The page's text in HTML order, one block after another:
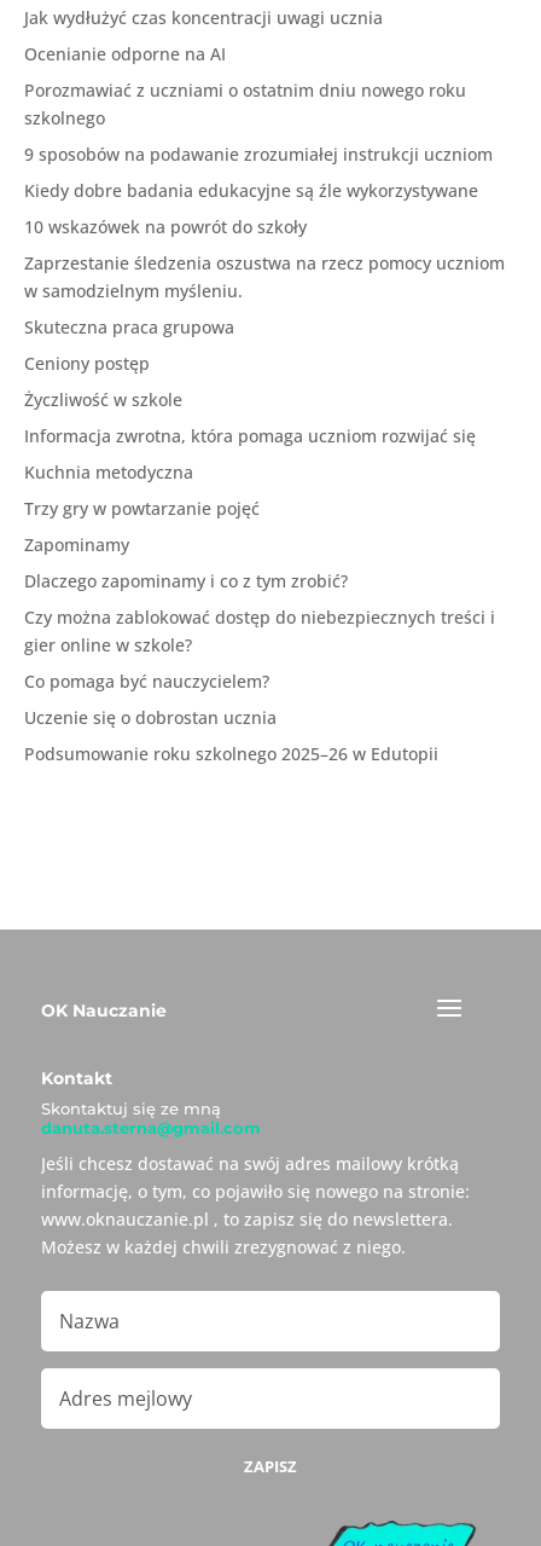
Jak wydłużyć czas koncentracji uwagi ucznia
Ocenianie odporne na AI
Porozmawiać z uczniami o ostatnim dniu nowego roku
szkolnego
9 sposobów na podawanie zrozumiałej instrukcji uczniom
Kiedy dobre badania edukacyjne są źle wykorzystywane
10 wskazówek na powrót do szkoły
Zaprzestanie śledzenia oszustwa na rzecz pomocy uczniom
w samodzielnym myśleniu.
Skuteczna praca grupowa
Ceniony postęp
Życzliwość w szkole
Informacja zwrotna, która pomaga uczniom rozwijać się
Kuchnia metodyczna
Trzy gry w powtarzanie pojęć
Zapominamy
Dlaczego zapominamy i co z tym zrobić?
Czy można zablokować dostęp do niebezpiecznych treści i
gier online w szkole?
Co pomaga być nauczycielem?
Uczenie się o dobrostan ucznia
Podsumowanie roku szkolnego 2025–26 w Edutopii
OK Nauczanie
Kontakt
Skontaktuj się ze mną
danuta.sterna@gmail.com
Jeśli chcesz dostawać na swój adres mailowy krótką
informację, o tym, co pojawiło się nowego na stronie:
www.oknauczanie.pl , to zapisz się do newslettera.
Możesz w każdej chwili zrezygnować z niego.
ZAPISZ